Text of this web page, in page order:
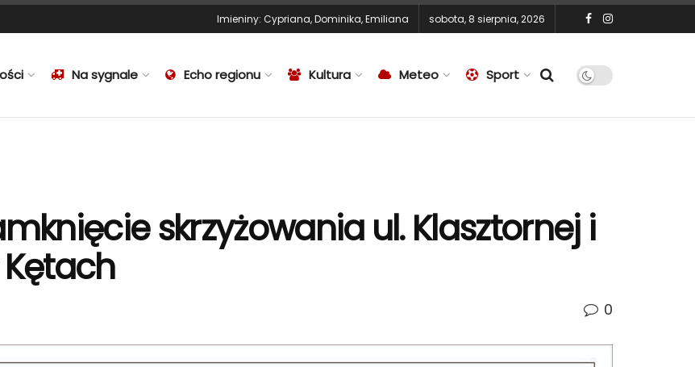
Imieniny: Cypriana,Dominika,Emiliana sobota, 8 sierpnia, 2026
Na sygnale Echo regionu Kultura Meteo Sport
skrzyżowania ul. Klasztornej i
Kętach
0